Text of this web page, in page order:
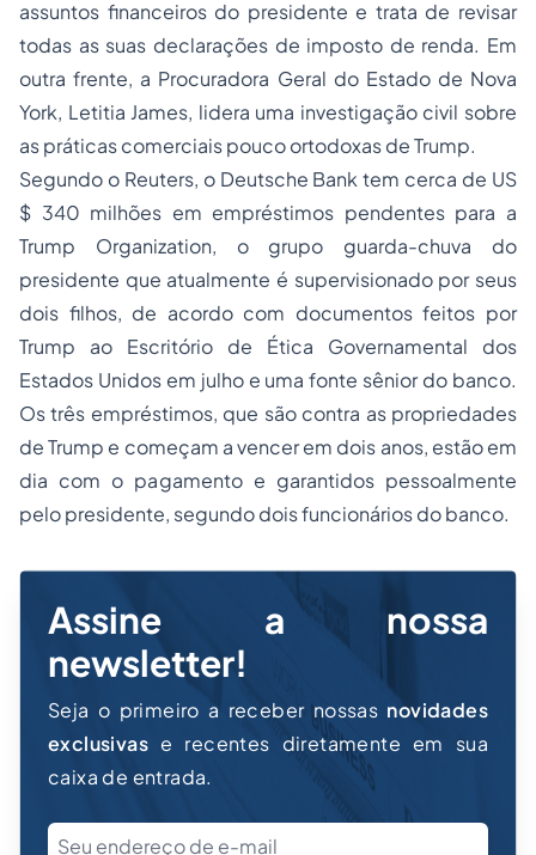
assuntos financeiros do presidente e trata de revisar
todas as suas declarações de imposto de renda. Em
outra frente, a Procuradora Geral do Estado de Nova
York, Letitia James, lidera uma investigação civil sobre
as práticas comerciais pouco ortodoxas de Trump.
Segundo o Reuters, o Deutsche Bank tem cerca de US
$ 340 milhões em empréstimos pendentes para a
Trump Organization, o grupo guarda-chuva do
presidente que atualmente é supervisionado por seus
dois filhos, de acordo com documentos feitos por
Trump ao Escritório de Ética Governamental dos
Estados Unidos em julho e uma fonte sênior do banco.
Os três empréstimos, que são contra as propriedades
de Trump e começam a vencer em dois anos, estão em
dia com o pagamento e garantidos pessoalmente
pelo presidente, segundo dois funcionários do banco.
Assine a nossa
newsletter!
Seja o primeiro a receber nossas novidades
exclusivas e recentes diretamente em sua
caixa de entrada.